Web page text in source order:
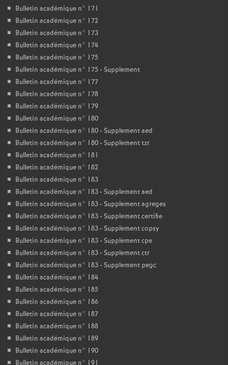
Bulletin académique n° 171
Bulletin académique n° 172
Bulletin académique n° 173
Bulletin académique n° 174
Bulletin académique n° 175
Bulletin académique n° 175 - Supplement
Bulletin académique n° 177
Bulletin académique n° 178
Bulletin académique n° 179
Bulletin académique n° 180
Bulletin académique n° 180 - Supplement aed
Bulletin académique n° 180 - Supplement tzr
Bulletin académique n° 181
Bulletin académique n° 182
Bulletin académique n° 183
Bulletin académique n° 183 - Supplement aed
Bulletin académique n° 183 - Supplement agreges
Bulletin académique n° 183 - Supplement certifie
Bulletin académique n° 183 - Supplement copsy
Bulletin académique n° 183 - Supplement cpe
Bulletin académique n° 183 - Supplement ctr
Bulletin académique n° 183 - Supplement pegc
Bulletin académique n° 184
Bulletin académique n° 185
Bulletin académique n° 186
Bulletin académique n° 187
Bulletin académique n° 188
Bulletin académique n° 189
Bulletin académique n° 190